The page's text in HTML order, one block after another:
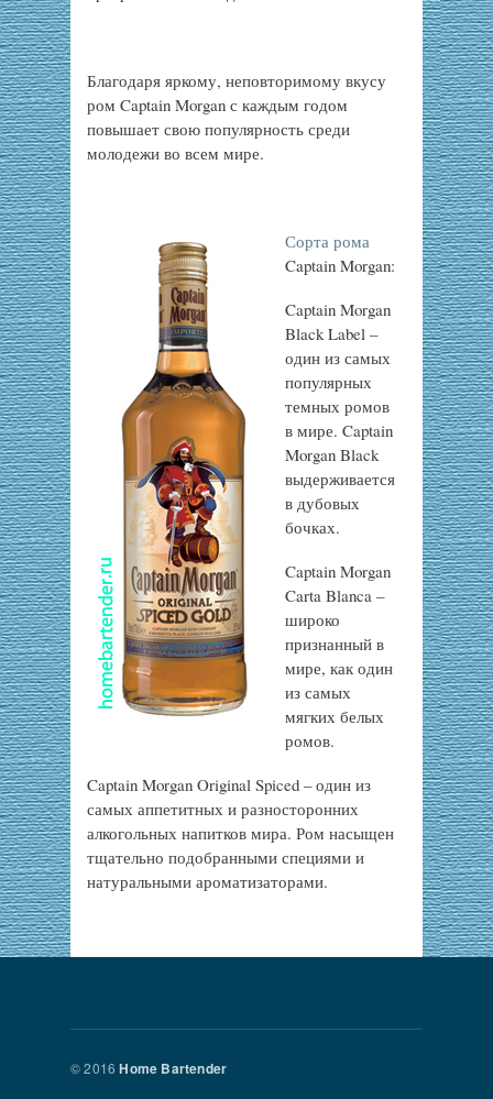
Благодаря яркому, неповторимому вкусу
ром Captain Morgan с каждым годом
повышает свою популярность среди
молодежи во всем мире.
Сорта рома
Captain Morgan:
Captain Morgan
Black Label –
один из самых
популярных
темных ромов
в мире. Captain
Morgan Black
выдерживается
в дубовых
бочках.
Captain Morgan
Carta Blanca –
широко
признанный в
мире, как один
из самых
мягких белых
ромов.
Captain Morgan Original Spiced – один из
самых аппетитных и разносторонних
алкогольных напитков мира. Ром насыщен
тщательно подобранными специями и
натуральными ароматизаторами.
© 2016Home Bartender